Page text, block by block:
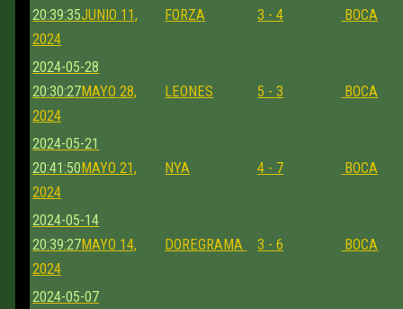
20:39:35JUNIO 11,
2024
FORZA 3 - 4 BOCA
2024-05-28
20:30:27MAYO 28,
2024
LEONES 5 - 3 BOCA
2024-05-21
20:41:50MAYO 21,
2024
NYA 4 - 7 BOCA
2024-05-14
20:39:27MAYO 14,
2024
DOREGRAMA 3 - 6 BOCA
2024-05-07